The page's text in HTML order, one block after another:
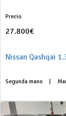
Precio
27.800€
Nissan Qashqai
Segunda mano